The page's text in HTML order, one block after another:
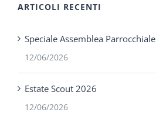
ARTICOLI RECENTI
Speciale Assemblea Parrocchiale
12/06/2026
Estate Scout 2026
12/06/2026